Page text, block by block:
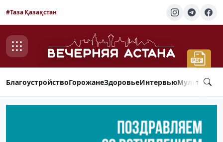
#Таза Қазақстан
БлагоустройствоГорожанеЗдоровьеИнтервью